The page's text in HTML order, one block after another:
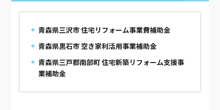
青森県三沢市 住宅リフォーム事業費補助金
青森県黒石市 空き家利活用事業補助金
青森県三戸郡南部町 住宅新築リフォーム支援事
業補助金